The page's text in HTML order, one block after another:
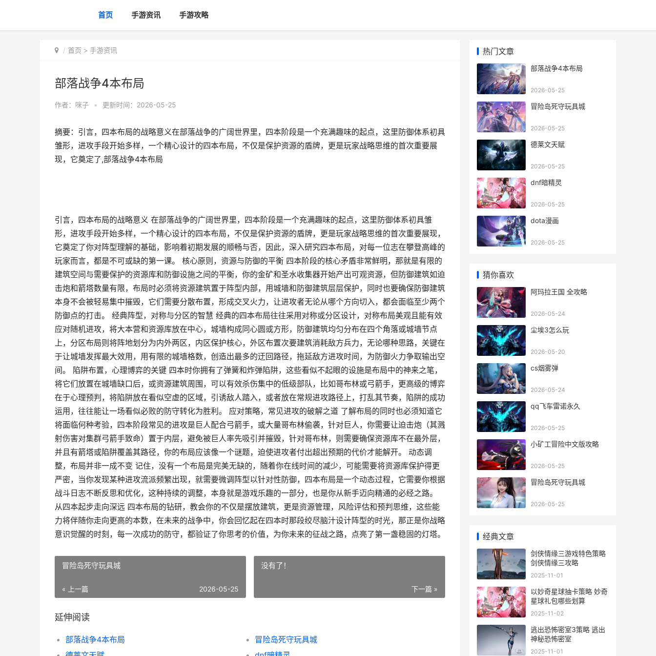
首页 手游资讯 手游攻略
首页 > 手游资讯
部落战争4本布局
作者： 咪子 • 更新时间：2026-05-25
摘要：引言，四本布局的战略意义在部落战争的广阔世界里，四本阶段是一个充满趣味的起点，这里防御体系初具
雏形，进攻手段开始多样，一个精心设计的四本布局，不仅是保护资源的盾牌，更是玩家战略思维的首次重要展
现，它奠定了,部落战争4本布局
引言，四本布局的战略意义 在部落战争的广阔世界里，四本阶段是一个充满趣味的起点，这里防御体系初具雏
形，进攻手段开始多样，一个精心设计的四本布局，不仅是保护资源的盾牌，更是玩家战略思维的首次重要展现，
它奠定了你对阵型理解的基础，影响着初期发展的顺畅与否，因此，深入研究四本布局，对每一位志在攀登高峰的
玩家而言，都是不可或缺的第一课。 核心原则，资源与防御的平衡 四本阶段的核心矛盾非常鲜明，那就是有限的
建筑空间与需要保护的资源库和防御设施之间的平衡，你的金矿和圣水收集器开始产出可观资源，但防御建筑如迫
击炮和箭塔数量有限，布局时必须将资源建筑置于阵型内部，用城墙和防御建筑层层保护，同时也要确保防御建筑
本身不会被轻易集中摧毁，它们需要分散布置，形成交叉火力，让进攻者无论从哪个方向切入，都会面临至少两个
防御点的打击。 经典阵型，对称与分区的智慧 经典的四本布局往往采用对称或分区设计，对称布局美观且能有效
应对随机进攻，将大本营和资源库放在中心，城墙构成同心圆或方形，防御建筑均匀分布在四个角落或城墙节点
上，分区布局则将阵地划分为内外两区，内区保护核心，外区布置次要建筑消耗敌方兵力，无论哪种思路，关键在
于让城墙发挥最大效用，用有限的城墙格数，创造出最多的迂回路径，拖延敌方进攻时间，为防御火力争取输出空
间。 陷阱布置，心理博弈的关键 四本时你拥有了弹簧和炸弹陷阱，这些看似不起眼的设施是布局中的神来之笔，
将它们放置在城墙缺口后，或资源建筑周围，可以有效杀伤集中的低级部队，比如哥布林或弓箭手，更高级的博弈
在于心理预判，将陷阱放在看似空虚的区域，引诱敌人踏入，或者放在常规进攻路径上，打乱其节奏，陷阱的成功
运用，往往能让一场看似必败的防守转化为胜利。 应对策略，常见进攻的破解之道 了解布局的同时也必须知道它
将面临何种考验，四本阶段常见的进攻是巨人配合弓箭手，或大量哥布林偷袭，针对巨人，你需要让迫击炮（其溅
射伤害对集群弓箭手致命）置于内层，避免被巨人率先吸引并摧毁，针对哥布林，则需要确保资源库不在最外层，
并且有箭塔或陷阱覆盖其路径，你的布局应该像一个谜题，迫使进攻者付出超出预期的代价才能解开。 动态调
整，布局并非一成不变 记住，没有一个布局是完美无缺的，随着你在线时间的减少，可能需要将资源库保护得更
严密，当你发现某种进攻流派频繁出现，就需要微调阵型以针对性防御，四本布局是一个动态过程，它需要你根据
战斗日志不断反思和优化，这种持续的调整，本身就是游戏乐趣的一部分，也是你从新手迈向精通的必经之路。
从四本起步走向深远 四本布局的钻研，教会你的不仅是摆放建筑，更是资源管理，风险评估和预判思维，这些能
力将伴随你走向更高的本数，在未来的战争中，你会回忆起在四本时那段绞尽脑汁设计阵型的时光，那正是你战略
意识觉醒的时刻，每一次成功的防守，都验证了你思考的价值，为你未来的征战之路，点亮了第一盏稳固的灯塔。
冒险岛死守玩具城
« 上一篇 2026-05-25
没有了！
下一篇 »
延伸阅读
部落战争4本布局
冒险岛死守玩具城
热门文章
部落战争4本布局
2026-05-25
冒险岛死守玩具城
2026-05-25
德莱文天赋
2026-05-25
dnf暗精灵
2026-05-25
dota漫画
2026-05-25
猜你喜欢
阿玛拉王国 全攻略
2026-05-24
尘埃3怎么玩
2026-05-20
cs烟雾弹
2026-05-24
qq飞车雷诺永久
2026-05-25
小矿工冒险中文版攻略
2026-05-25
冒险岛死守玩具城
2026-05-25
经典文章
剑侠情缘三游戏特色策略
剑侠情缘三攻略
2025-11-01
以妙奇星球抽卡策略 妙奇
星球礼包哪些划算
2025-11-02
逃出恐怖密室3策略 逃出
神秘恐怖密室
2025-11-01